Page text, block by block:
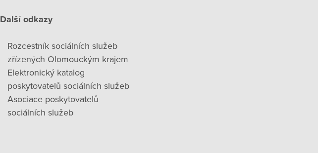
Další odkazy
Rozcestník sociálních služeb
zřízených Olomouckým krajem
Elektronický katalog
poskytovatelů sociálních služeb
Asociace poskytovatelů
sociálních služeb